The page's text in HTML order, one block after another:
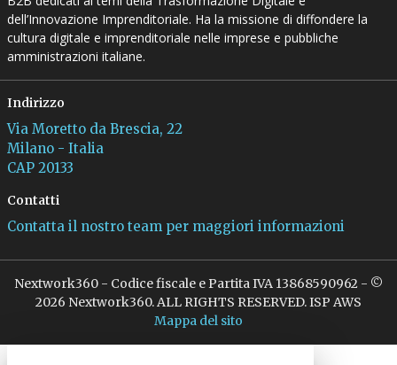
dell’Innovazione Imprenditoriale. Ha la missione di diffondere la
cultura digitale e imprenditoriale nelle imprese e pubbliche
amministrazioni italiane.
Indirizzo
Via Moretto da Brescia, 22
Milano - Italia
CAP 20133
Contatti
Contatta il nostro team per maggiori informazioni
Nextwork360 - Codice fiscale e Partita IVA 13868590962 - ©
2026 Nextwork360. ALL RIGHTS RESERVED. ISP AWS
Mappa del sito